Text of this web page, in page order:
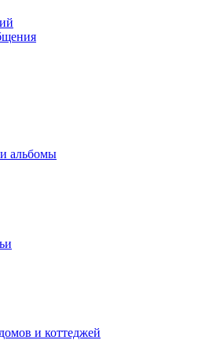
альбомы
и коттеджей